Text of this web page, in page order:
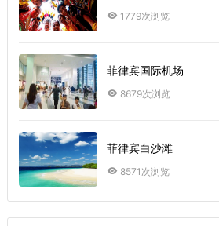
1779次浏览
菲律宾国际机场
8679次浏览
菲律宾白沙滩
8571次浏览